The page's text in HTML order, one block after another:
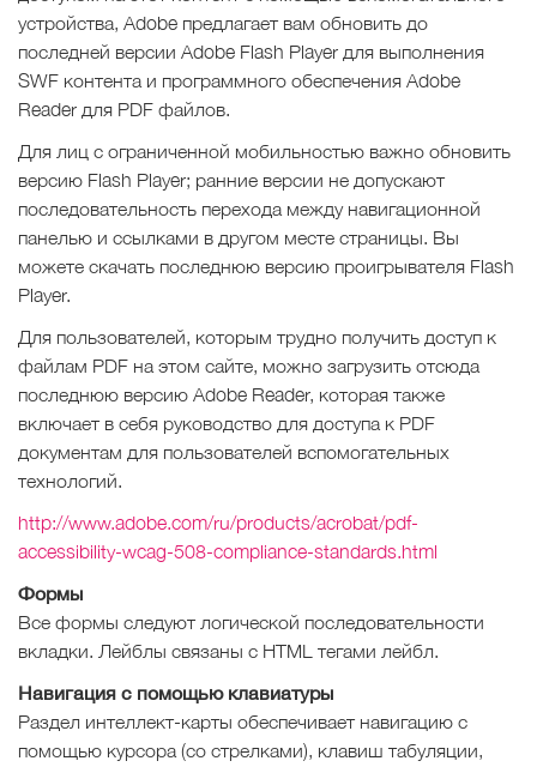
устройства, Adobe предлагает вам обновить до
последней версии Adobe Flash Player для выполнения
SWF контента и программного обеспечения Adobe
Reader для PDF файлов.
Для лиц с ограниченной мобильностью важно обновить
версию Flash Player; ранние версии не допускают
последовательность перехода между навигационной
панелью и ссылками в другом месте страницы. Вы
можете скачать последнюю версию проигрывателя Flash
Player.
Для пользователей, которым трудно получить доступ к
файлам PDF на этом сайте, можно загрузить отсюда
последнюю версию Adobe Reader, которая также
включает в себя руководство для доступа к PDF
документам для пользователей вспомогательных
технологий.
http://www.adobe.com/ru/products/acrobat/pdf-
accessibility-wcag-508-compliance-standards.html
Формы
Все формы следуют логической последовательности
вкладки. Лейблы связаны с HTML тегами лейбл.
Навигация с помощью клавиатуры
Раздел интеллект-карты обеспечивает навигацию с
помощью курсора (со стрелками), клавиш табуляции,